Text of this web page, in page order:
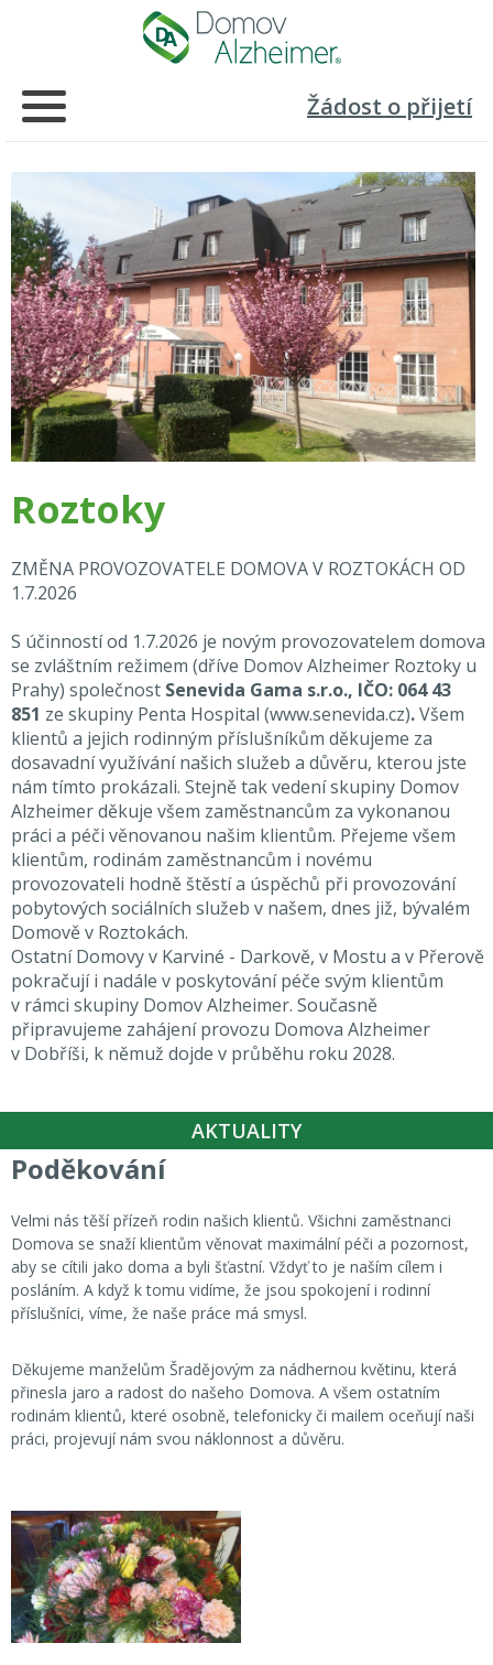
Žádost o přijetí
Roztoky
ZMĚNA PROVOZOVATELE DOMOVA V ROZTOKÁCH OD
1.7.2026
S účinností od 1.7.2026 je novým provozovatelem domova
se zvláštním režimem (dříve Domov Alzheimer Roztoky u
Prahy) společnost Senevida Gama s.r.o., IČO: 064 43
851 ze skupiny Penta Hospital (www.senevida.cz).Všem
klientů a jejich rodinným příslušníkům děkujeme za
dosavadní využívání našich služeb a důvěru, kterou jste
nám tímto prokázali. Stejně tak vedení skupiny Domov
Alzheimer děkuje všem zaměstnancům za vykonanou
práci a péči věnovanou našim klientům. Přejeme všem
klientům, rodinám zaměstnancům i novému
provozovateli hodně štěstí a úspěchů při provozování
pobytových sociálních služeb v našem, dnes již, bývalém
Domově v Roztokách.
Ostatní Domovy v Karviné - Darkově, v Mostu a v Přerově
pokračují i nadále v poskytování péče svým klientům
v rámci skupiny Domov Alzheimer. Současně
připravujeme zahájení provozu Domova Alzheimer
v Dobříši, k němuž dojde v průběhu roku 2028.
AKTUALITY
Poděkování
Velmi nás těší přízeň rodin našich klientů. Všichni zaměstnanci
Domova se snaží klientům věnovat maximální péči a pozornost,
aby se cítili jako doma a byli šťastní. Vždyť to je naším cílem i
posláním. A když k tomu vidíme, že jsou spokojení i rodinní
příslušníci, víme, že naše práce má smysl.
Děkujeme manželům Šradějovým za nádhernou květinu, která
přinesla jaro a radost do našeho Domova. A všem ostatním
rodinám klientů, které osobně, telefonicky či mailem oceňují naši
práci, projevují nám svou náklonnost a důvěru.